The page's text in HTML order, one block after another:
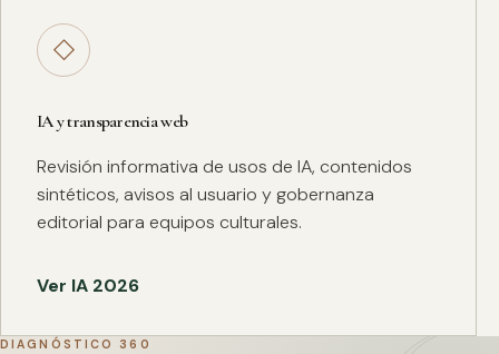
◇
IA y transparencia web
Revisión informativa de usos de IA, contenidos
sintéticos, avisos al usuario y gobernanza
editorial para equipos culturales.
Ver IA 2026
DIAGNÓSTICO 360